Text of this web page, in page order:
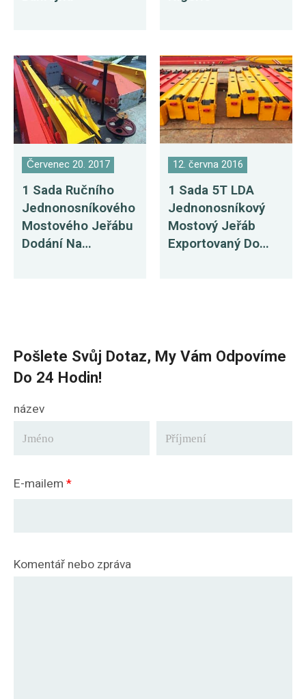
Červenec 20. 2017
1 Sada Ručního
Jednonosníkového
Mostového Jeřábu
Dodání Na
12. června 2016
1 Sada 5T LDA
Jednonosníkový
Mostový Jeřáb
Exportovaný Do
Pošlete Svůj Dotaz, My Vám Odpovíme
Do 24 Hodin!
název
E-mailem *
Komentář nebo zpráva